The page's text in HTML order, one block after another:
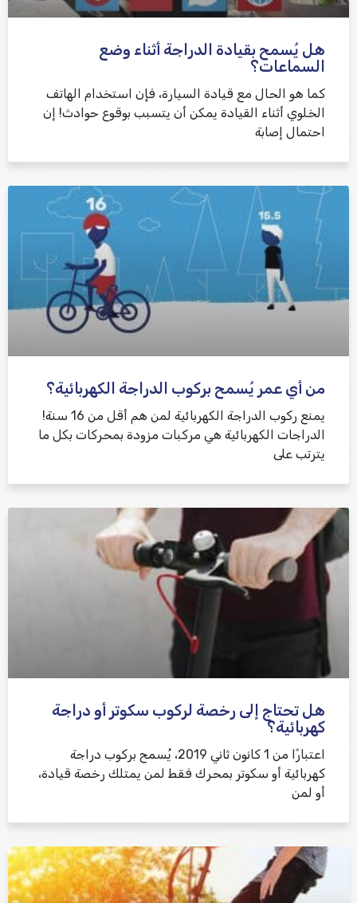
هل يُسمح بقيادة الدراجة أثناء وضع
السماعات؟
كما هو الحال مع قيادة السيارة، فإن استخدام الهاتف
الخلوي أثناء القيادة يمكن أن يتسبب بوقوع حوادث! إن
احتمال إصابة
من أي عمر يُسمح بركوب الدراجة الكهربائية؟
يمنع ركوب الدراجة الكهربائية لمن هم أقل من 16 سنة!
الدراجات الكهربائية هي مركبات مزودة بمحركات بكل ما
يترتب على
هل تحتاج إلى رخصة لركوب سكوتر أو دراجة
كهربائية؟
اعتبارًا من 1 كانون ثاني 2019، يُسمح بركوب دراجة
كهربائية أو سكوتر بمحرك فقط لمن يمتلك رخصة قيادة،
أو لمن